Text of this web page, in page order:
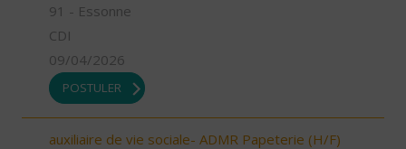
91 - Essonne
CDI
09/04/2026
POSTULER
auxiliaire de vie sociale- ADMR Papeterie (H/F)